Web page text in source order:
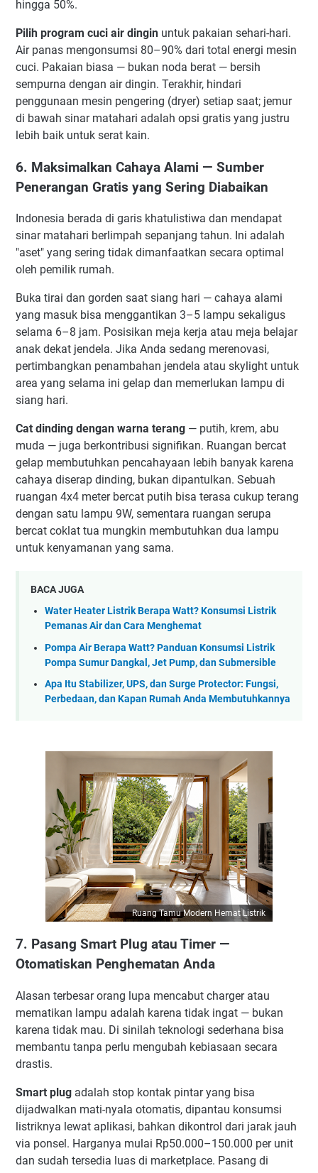
hingga 50%.
Pilih program cuci air dingin untuk pakaian sehari-hari.
Air panas mengonsumsi 80–90% dari total energi mesin
cuci. Pakaian biasa — bukan noda berat — bersih
sempurna dengan air dingin. Terakhir, hindari
penggunaan mesin pengering (dryer) setiap saat; jemur
di bawah sinar matahari adalah opsi gratis yang justru
lebih baik untuk serat kain.
6. Maksimalkan Cahaya Alami — Sumber
Penerangan Gratis yang Sering Diabaikan
Indonesia berada di garis khatulistiwa dan mendapat
sinar matahari berlimpah sepanjang tahun. Ini adalah
"aset" yang sering tidak dimanfaatkan secara optimal
oleh pemilik rumah.
Buka tirai dan gorden saat siang hari — cahaya alami
yang masuk bisa menggantikan 3–5 lampu sekaligus
selama 6–8 jam. Posisikan meja kerja atau meja belajar
anak dekat jendela. Jika Anda sedang merenovasi,
pertimbangkan penambahan jendela atau skylight untuk
area yang selama ini gelap dan memerlukan lampu di
siang hari.
Cat dinding dengan warna terang — putih, krem, abu
muda — juga berkontribusi signifikan. Ruangan bercat
gelap membutuhkan pencahayaan lebih banyak karena
cahaya diserap dinding, bukan dipantulkan. Sebuah
ruangan 4x4 meter bercat putih bisa terasa cukup terang
dengan satu lampu 9W, sementara ruangan serupa
bercat coklat tua mungkin membutuhkan dua lampu
untuk kenyamanan yang sama.
BACA JUGA
Water Heater Listrik Berapa Watt? Konsumsi Listrik
Pemanas Air dan Cara Menghemat
Pompa Air Berapa Watt? Panduan Konsumsi Listrik
Pompa Sumur Dangkal, Jet Pump, dan Submersible
Apa Itu Stabilizer, UPS, dan Surge Protector: Fungsi,
Perbedaan, dan Kapan Rumah Anda Membutuhkannya
Ruang Tamu Modern Hemat Listrik
7. Pasang Smart Plug atau Timer —
Otomatiskan Penghematan Anda
Alasan terbesar orang lupa mencabut charger atau
mematikan lampu adalah karena tidak ingat — bukan
karena tidak mau. Di sinilah teknologi sederhana bisa
membantu tanpa perlu mengubah kebiasaan secara
drastis.
Smart plug adalah stop kontak pintar yang bisa
dijadwalkan mati-nyala otomatis, dipantau konsumsi
listriknya lewat aplikasi, bahkan dikontrol dari jarak jauh
via ponsel. Harganya mulai Rp50.000–150.000 per unit
dan sudah tersedia luas di marketplace. Pasang di